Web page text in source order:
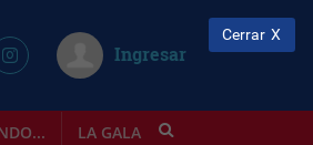
Ingresar
LA GALA INFOSTYLE
Cerrar